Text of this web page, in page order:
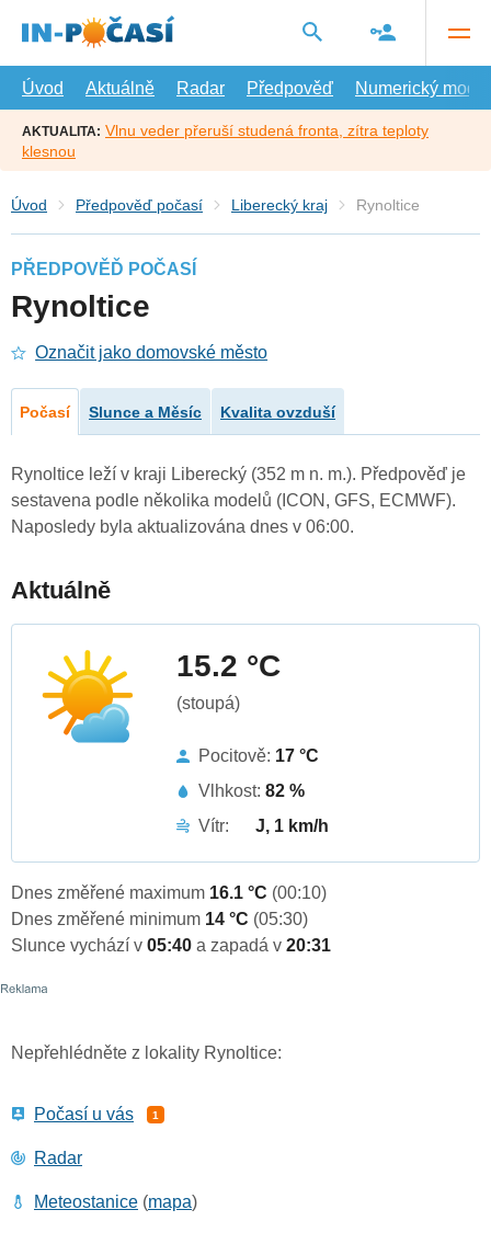
hlavní
Úvod
Aktuálně Radar Předpověď Numerický model
AKTUALITA: Vlnu veder přeruší studená fronta, zítra teploty
klesnou
Úvod Předpověď počasí Liberecký kraj Rynoltice
PŘEDPOVĚĎ POČASÍ
Rynoltice
Označit jako domovské město
Počasí Slunce a Měsíc Kvalita ovzduší
Rynoltice leží v kraji Liberecký (352 m n. m.). Předpověď je
sestavena podle několika modelů (ICON, GFS, ECMWF).
Naposledy byla aktualizována dnes v 06:00.
Aktuálně
15.2 °C
(stoupá)
Pocitově: 17 °C
Vlhkost: 82 %
Vítr:
J, 1 km/h
Dnes změřené maximum 16.1 °C (00:10)
Dnes změřené minimum 14 °C (05:30)
Slunce vychází v 05:40 a zapadá v 20:31
Nepřehlédněte z lokality Rynoltice:
Počasí u vás 1
Radar
Meteostanice (mapa)